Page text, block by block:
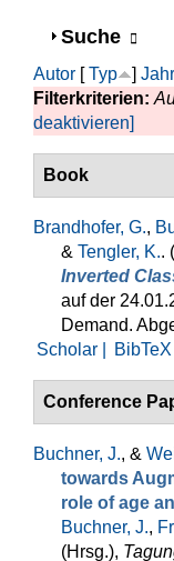
Anzeigen
Suche
Autor [Typ ] Jahr
Filterkriterien:
deaktivieren]
Book
Brandhofer, G.,
& Tengler, K..
Inverted
auf der
Demand.
Scholar |
BibTeX
Conference
Buchner, J., &
towards
role of age
Buchner, J.,
(Hrsg.),